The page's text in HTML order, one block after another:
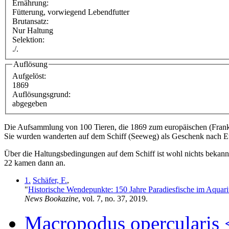
Ernährung:
Fütterung, vorwiegend Lebendfutter
Brutansatz:
Nur Haltung
Selektion:
./.
Auflösung
Aufgelöst:
1869
Auflösungsgrund:
abgegeben
Die Aufsammlung von 100 Tieren, die 1869 zum europäischen
Sie wurden wanderten auf dem Schiff (Seeweg) als Geschenk nach
Über die Haltungsbedingungen auf dem Schiff ist wohl nichts
22 kamen dann an.
1. Schäfer, F.,
"Historische Wendepunkte: 150 Jahre Paradiesfische im
News Bookazine, vol. 7, no. 37, 2019.
Macropodus